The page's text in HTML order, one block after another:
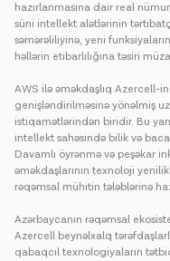
hazırlanmasına dair real
süni intellekt alətlərinin
səmərəliliyinə, yeni
həllərin etibarlılığına təsiri
AWS ilə əməkdaşlıq Azercell-
genişləndirilməsinə yönəlmiş
istiqamətlərindən biridir. Bu
intellekt sahəsində bilik və
Davamlı öyrənmə və peşəkar
əməkdaşlarının texnoloji
rəqəmsal mühitin tələblərinə
Azərbaycanın rəqəmsal
Azercell beynəlxalq
qabaqcıl texnologiyaların